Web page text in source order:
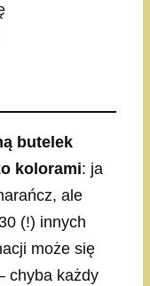
butelek
kolorami: ja
ale
(!) innych
może się
chyba każdy